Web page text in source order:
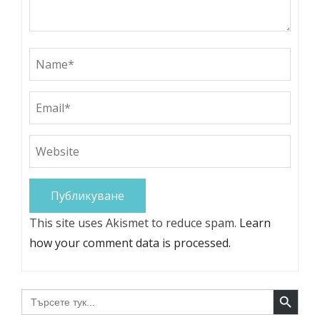
This site uses Akismet to reduce spam. Learn
how your comment data is processed.
Search
for:
Search Button